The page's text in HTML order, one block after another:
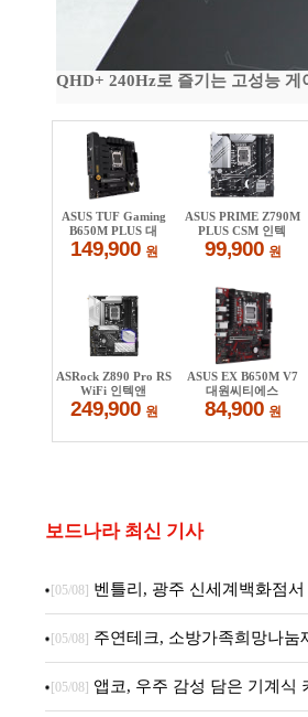
QHD+ 240Hz로 즐기는 고성능
보드나라 최신 기사
[05/08] 벤틀리, 광주 신세계백화점
[05/08] 주연테크, 소방가족희망나눔
[05/08] 앱코, 우주 감성 담은 기계식